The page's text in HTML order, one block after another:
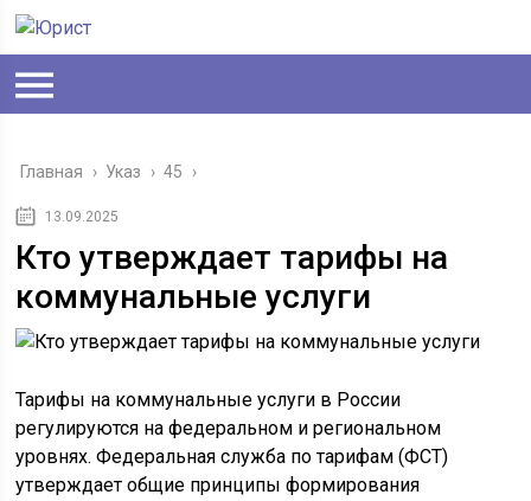
Главная › Указ › 45 ›
13.09.2025
Кто утверждает тарифы на
коммунальные услуги
Тарифы на коммунальные услуги в России
регулируются на федеральном и региональном
уровнях. Федеральная служба по тарифам (ФСТ)
утверждает общие принципы формирования